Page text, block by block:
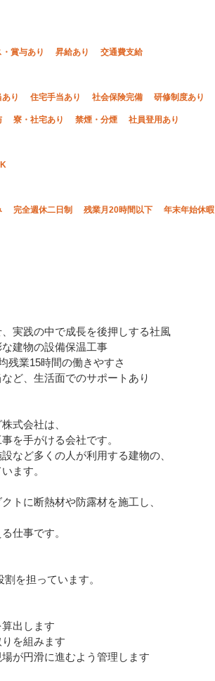
賞与あり 昇給あり 交通費支給
り 住宅手当あり 社会保険完備 研修制度あり
寮・社宅あり 禁煙・分煙 社員登用あり
完全週休二日制 残業月20時間以下 年末年始休暇
実践の中で成長を後押しする社風
建物の設備保温工事
残業15時間の働きやすさ
ど、生活面でのサポートあり
式会社は、
を手がける会社です。
など多くの人が利用する建物の、
ます。
トに断熱材や防露材を施工し、
仕事です。
を担っています。
出します
を組みます
が円滑に進むよう管理します